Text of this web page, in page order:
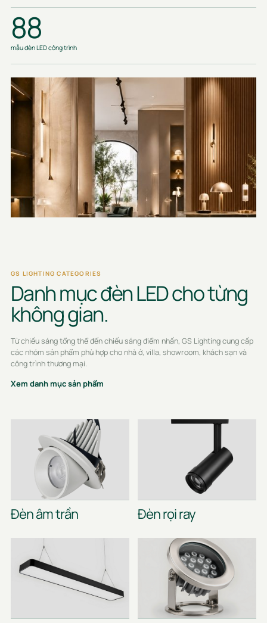
88
mẫu đèn LED công trình
GS LIGHTING CATEGORIES
Danh mục đèn LED cho từng
không gian.
Từ chiếu sáng tổng thể đến chiếu sáng điểm nhấn, GS Lighting cung cấp
các nhóm sản phẩm phù hợp cho nhà ở, villa, showroom, khách sạn và
công trình thương mại.
Xem danh mục sản phẩm
Đèn âm trần Đèn rọi ray